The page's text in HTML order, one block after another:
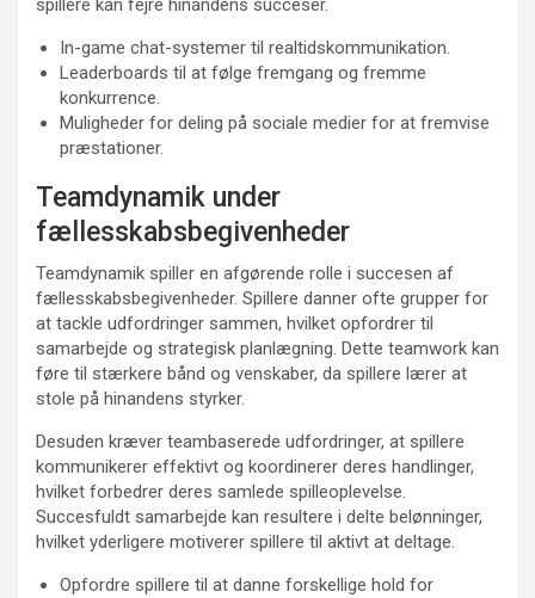
spillere kan fejre hinandens succeser.
In-game chat-systemer til realtidskommunikation.
Leaderboards til at følge fremgang og fremme
konkurrence.
Muligheder for deling på sociale medier for at fremvise
præstationer.
Teamdynamik under
fællesskabsbegivenheder
Teamdynamik spiller en afgørende rolle i succesen af
fællesskabsbegivenheder. Spillere danner ofte grupper for
at tackle udfordringer sammen, hvilket opfordrer til
samarbejde og strategisk planlægning. Dette teamwork kan
føre til stærkere bånd og venskaber, da spillere lærer at
stole på hinandens styrker.
Desuden kræver teambaserede udfordringer, at spillere
kommunikerer effektivt og koordinerer deres handlinger,
hvilket forbedrer deres samlede spilleoplevelse.
Succesfuldt samarbejde kan resultere i delte belønninger,
hvilket yderligere motiverer spillere til aktivt at deltage.
Opfordre spillere til at danne forskellige hold for